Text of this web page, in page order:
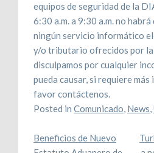
equipos de seguridad de la
6:30 a.m. a 9:30 a.m. no
ningún servicio informático
y/o tributario ofrecidos por
disculpamos por cualquier
pueda causar, si requiere
favor contáctenos.
Posted in Comunicado, News,
Post
Beneficios de Nuevo